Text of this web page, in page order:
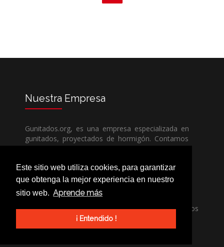
Este sitio web utiliza cookies, para garantizar
que obtenga la mejor experiencia en nuestro
sitio web. Aprende más
¡ Entendido !
Nuestra Empresa
Gunitados.org, es una empresa especializada en
gunitados, proyectados de hormigón. Contamos
con todos los medios humanos y técnicos, para
competencia.
Si necesita una empresa de gunitados, no dude
en llamarnos, nuestros técnicos estran encantados
de poder ayudarle, ya sea usted particular o
profesional.